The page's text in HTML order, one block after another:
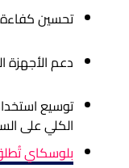
تحسين كفاءة
دعم الأجهزة
توسيع
الكلي على
بلوسكاي